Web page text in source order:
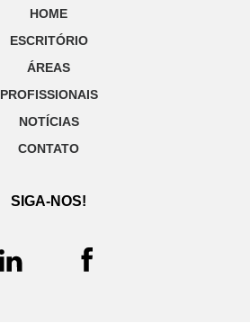
HOME
ESCRITÓRIO
ÁREAS
PROFISSIONAIS
NOTÍCIAS
CONTATO
SIGA-NOS!